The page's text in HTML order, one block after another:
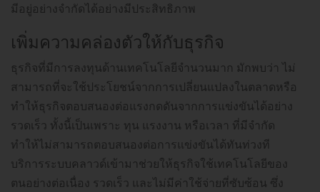
มีอยู่อย่างจำกัดได้อย่างมีประสิทธิภาพ
เพิ่มความคล่องตัวให้กับธุรกิจ
ธุรกิจที่มีการลงทุนด้านเทคโนโลยีจำนวนมาก มักพบว่า ไม่
สามารถที่จะใช้ประโยชน์จากการเปลี่ยนแปลงในตลาดหรือ
ทำให้ธุรกิจตอบสนองต่อแรงกดดันจากการแข่งขันได้อย่าง
รวดเร็ว ทั้งนี้เป็นเพราะ ทุน แรงงาน หรือเวลา ที่มีจำกัด
ทำให้ไม่สามารถตอบสนองต่อการแข่งขันได้ทันท่วงที
บริการระบบคลาวด์เข้ามาช่วยให้ธุรกิจใช้เทคโนโลยีของ
ตนอย่างต่อเนื่อง รวดเร็ว และไม่มีค่าใช้จ่ายที่ซับซ้อน ซึ่ง